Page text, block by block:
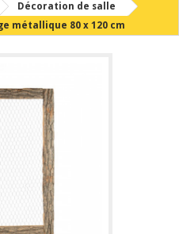
Décoration de salle
métallique 80 x 120 cm